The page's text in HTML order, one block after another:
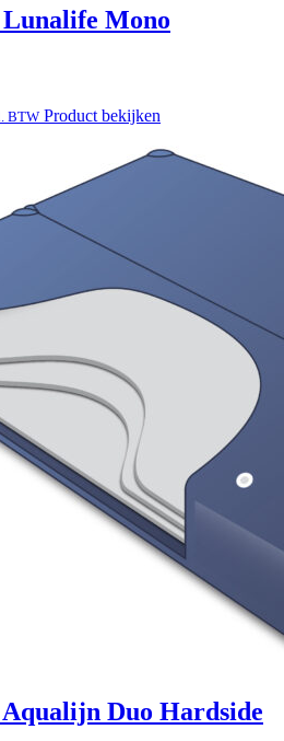
Mono
BTW Product bekijken
Duo Hardside